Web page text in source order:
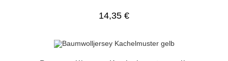
14,35 €